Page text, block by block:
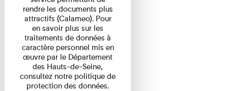
rendre les documents plus
attractifs (Calameo). Pour
en savoir plus sur les
traitements de données à
caractère personnel mis en
œuvre par le Département
des Hauts-de-Seine,
consultez notre politique de
protection des données.